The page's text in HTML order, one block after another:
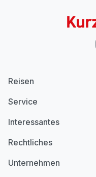
Reisen
Service
Interessantes
Rechtliches
Unternehmen